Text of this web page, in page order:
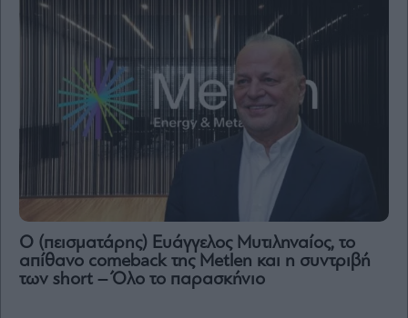
Ο (πεισματάρης) Ευάγγελος Μυτιληναίος, το
απίθανο comeback της Μetlen και η συντριβή
των short – Όλο το παρασκήνιο